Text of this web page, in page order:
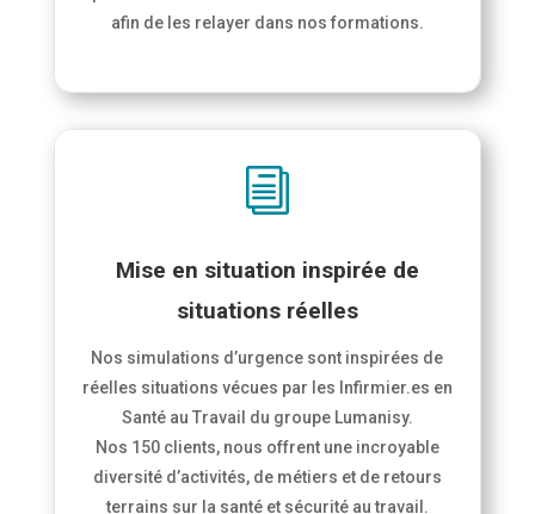
afin de les relayer dans nos formations.
i
Mise en situation inspirée de
situations réelles
Nos simulations d’urgence sont inspirées de
réelles situations vécues par les Infirmier.es en
Santé au Travail du groupe Lumanisy.
Nos 150 clients, nous offrent une incroyable
diversité d’activités, de métiers et de retours
terrains sur la santé et sécurité au travail.